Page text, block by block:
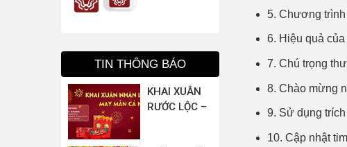
5. Chương
6. Hiệu quả
7. Chú trọng
8. Chào mừng
9. Sử dụng
10. Cập nhật
1562F,
1562E,
1562AE
TIN THÔNG BÁO
KHAI XUÂN
RƯỚC LỘC –